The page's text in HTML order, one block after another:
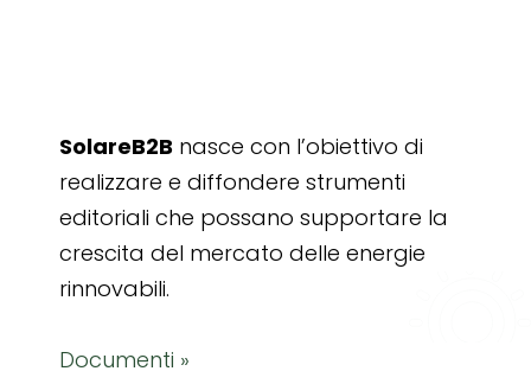
SolareB2B nasce con l’obiettivo di
realizzare e diffondere strumenti
editoriali che possano supportare la
crescita del mercato delle energie
rinnovabili.
Documenti »